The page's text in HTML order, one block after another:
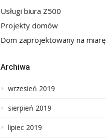
Usługi biura Z500
Projekty domów
Dom zaprojektowany na miarę
Archiwa
wrzesień 2019
sierpień 2019
lipiec 2019